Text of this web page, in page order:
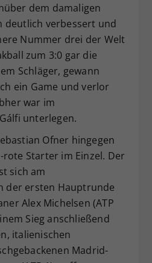
dem damaligen
deutlich verbessert und
Nummer drei der Welt
zum 3:0 gar die
Schläger, gewann
ein Game und verlor
war im
unterlegen.
Ofner hingegen
Starter im Einzel. Der
sich am
der ersten Hauptrunde
Alex Michelsen (ATP
Sieg anschließend
italienischen
Madrid-